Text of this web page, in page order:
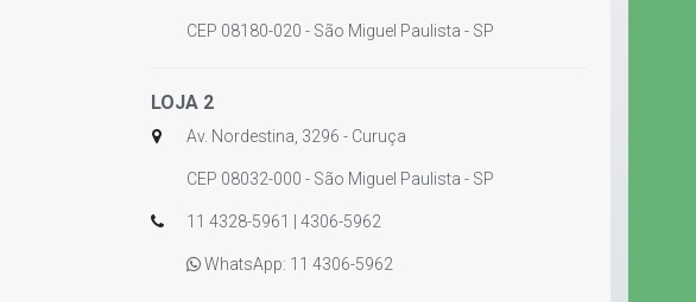
CEP 08180-020 - São Miguel Paulista - SP
LOJA 2
Av. Nordestina, 3296 - Curuça
CEP 08032-000 - São Miguel Paulista - SP
11 4328-5961 | 4306-5962
WhatsApp: 11 4306-5962